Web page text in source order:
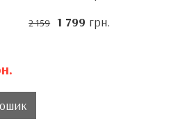
2 159 1 799 грн.